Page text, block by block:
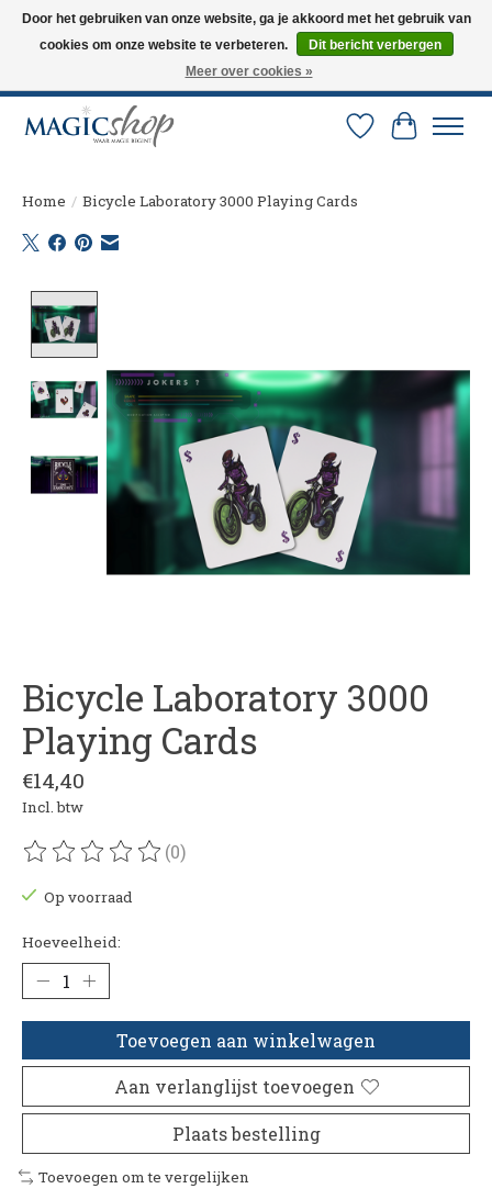
Altijd de nieuwste trucs op voorraad. Snelle verzending via PostNL en DHL.
Langskomen in onze winkel? Bel of mail om een afspraak te maken. 0251-
Verlanglijst
Home / Bicycle Laboratory 3000 Playing Cards
Bicycle Laboratory 3000
Playing Cards
€14,40
Incl. btw
De beoordeling van dit product is
(0)
Op voorraad
Hoeveelheid:
Toevoegen aan winkelwagen
Aan verlanglijst toevoegen
Plaats bestelling
Toevoegen om te vergelijken
Door het gebruiken van onze website, ga je akkoord met het gebruik van
cookies om onze website te verbeteren.
Dit bericht verbergen
Meer over cookies »